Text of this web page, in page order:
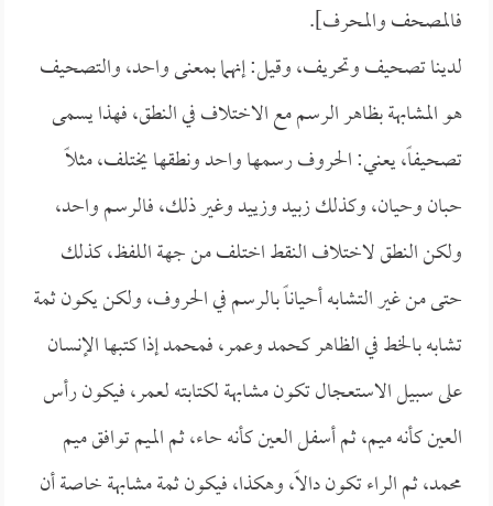
فالمصحف والمحرف].
لدينا تصحيف وتحريف، وقيل: إنهما بمعنى واحد، والتصحيف
هو المشابهة بظاهر الرسم مع الاختلاف في النطق، فهذا يسمى
تصحيفاً، يعني: الحروف رسمها واحد ونطقها يختلف، مثلاً
حبان وحيان، وكذلك زبيد وزييد وغير ذلك، فالرسم واحد،
ولكن النطق لاختلاف النقط اختلف من جهة اللفظ، كذلك
حتى من غير التشابه أحياناً بالرسم في الحروف، ولكن يكون ثمة
تشابه بالخط في الظاهر كحمد وعمر، فمحمد إذا كتبها الإنسان
على سبيل الاستعجال تكون مشابهة لكتابته لعمر، فيكون رأس
العين كأنه ميم، ثم أسفل العين كأنه حاء، ثم الميم توافق ميم
محمد، ثم الراء تكون دالاً، وهكذا، فيكون ثمة مشابهة خاصة أن